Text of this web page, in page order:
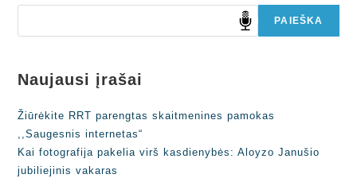
PAIEŠKA
Naujausi įrašai
Žiūrėkite RRT parengtas skaitmenines pamokas
,,Saugesnis internetas“
Kai fotografija pakelia virš kasdienybės: Aloyzo Janušio
jubiliejinis vakaras